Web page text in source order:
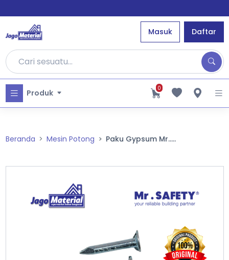
Masuk Daftar
Produk 0
Beranda Mesin Potong Paku Gypsum Mr.....